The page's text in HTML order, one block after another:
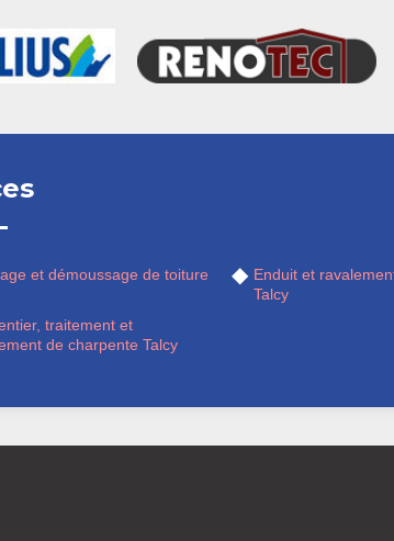
et démoussage de toiture
traitement et
de charpente Talcy
Enduit et
Talcy